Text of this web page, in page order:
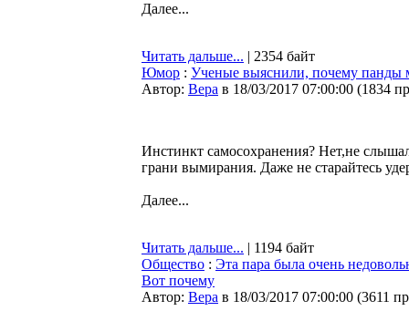
Далее...
Читать дальше... | 2354 байт
Юмор : Ученые выяснили, почему
Автор: Bepa в 18/03/2017 07:00:00 (1834
Инстинкт самосохранения? Нет,не
грани вымирания. Даже не старайтесь
Далее...
Читать дальше... | 1194 байт
Общество : Эта пара была очень
Вот почему
Автор: Bepa в 18/03/2017 07:00:00 (3611